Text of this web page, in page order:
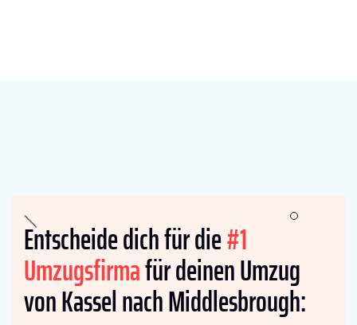
Entscheide dich für die#1
Umzugsfirmafür deinen Umzug
von Kassel nach Middlesbrough: